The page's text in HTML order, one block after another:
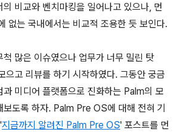
비교와 벤치마킹을 일어나고 있으나, 먼
없는 국내에서는 비교적 조용한 듯 보인다.
많은 이슈였으나 업무가 너무 밀린 탓
으고 리뷰를 하기 시작하였다. 그동안 궁금
미디어 플랫폼으로 진화하는 Palm의 모
보도록 하자. Palm Pre OS에 대해 전혀 기
지금까지 알려진 Palm Pre OS' 포스트를 먼